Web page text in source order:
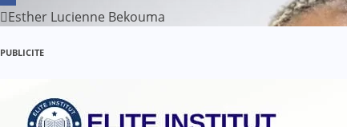
Esther Lucienne Bekouma
PUBLICITE